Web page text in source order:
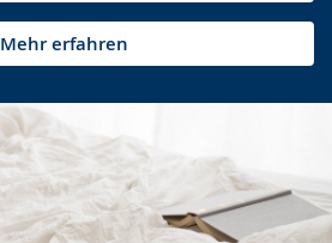
Mehr erfahren